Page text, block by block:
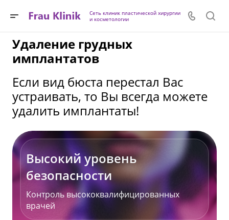
Сеть клиник пластической хирургии
и косметологии
Удаление грудных
имплантатов
Если вид бюста перестал Вас
устраивать, то Вы всегда можете
удалить имплантаты!
Высокий уровень
безопасности
Контроль высококвалифицированных
врачей